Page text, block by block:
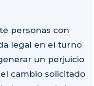
personas con
legal en el turno
un perjuicio
cambio solicitado